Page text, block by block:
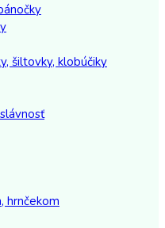
šiltovky, klobúčiky
hrnčekom